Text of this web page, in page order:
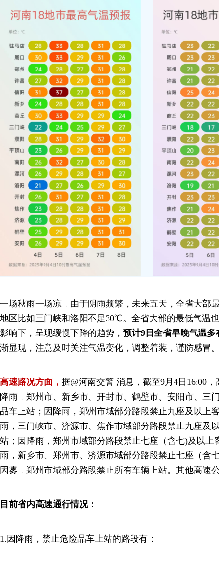
一场秋雨一场凉，由于阴雨频繁，未来五天，全省大部
地区比如三门峡和洛阳不足30℃。全省大部的最低气温
影响下，呈现缓慢下降的趋势， 预计9日全省早晚气温
渐显现，注意及时关注气温变化，调整着装，谨防感冒
高速路况方面， 据@河南交警 消息，截至9月4日16:00
降雨，郑州市、新乡市、开封市、鹤壁市、安阳市、三
品车上站；因降雨，郑州市域部分路段禁止九座及以上
雨，三门峡市、济源市、焦作市域部分路段禁止九座及
站；因降雨，郑州市域部分路段禁止七座（含七)及以上
雨，新乡市、郑州市、济源市域部分路段禁止七座（含
因雾，郑州市域部分路段禁止所有车辆上站。其他高速
目前省内高速通行情况：
1.因降雨，禁止危险品车上站的路段有：